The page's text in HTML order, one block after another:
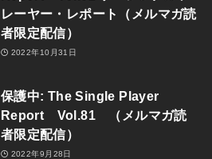
レーヤー・レポート（メルマガ読
者限定配信）
2022年10月31日
保護中: The Single Player
Report Vol.81 （メルマガ読
者限定配信）
2022年9月28日